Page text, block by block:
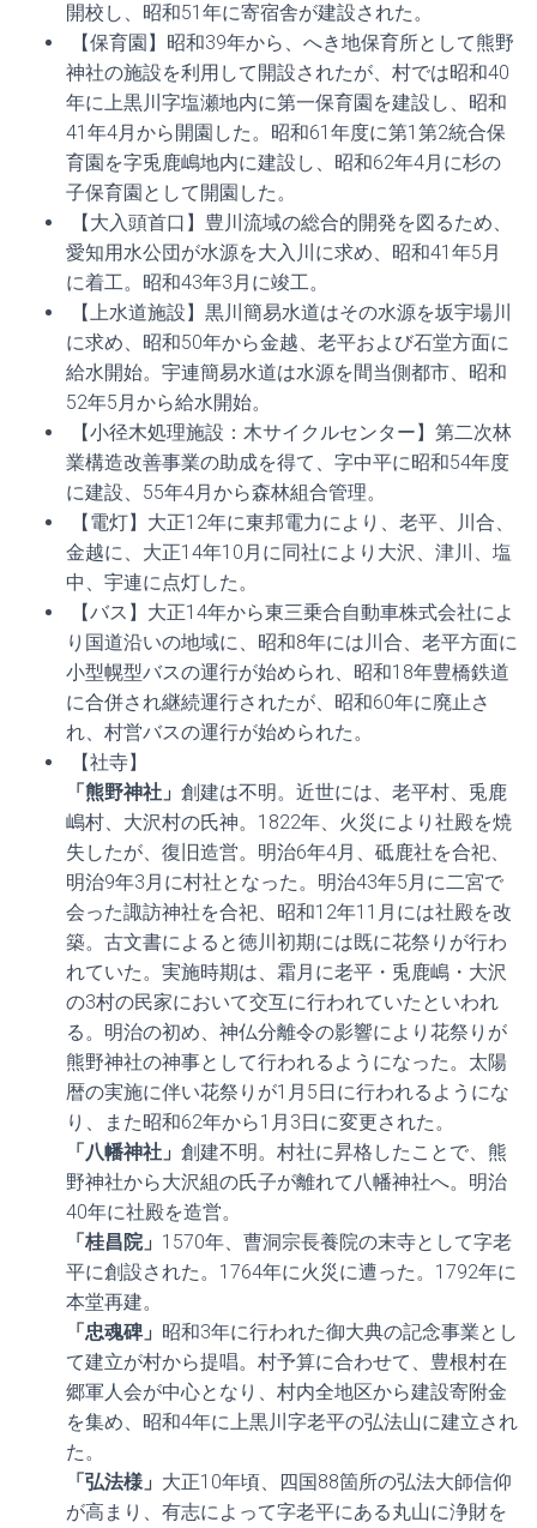
開校し、昭和51年に寄宿舎が建設された。
【保育園】昭和39年から、へき地保育所として熊野
神社の施設を利用して開設されたが、村では昭和40
年に上黒川字塩瀬地内に第一保育園を建設し、昭和
41年4月から開園した。昭和61年度に第1第2統合保
育園を字兎鹿嶋地内に建設し、昭和62年4月に杉の
子保育園として開園した。
【大入頭首口】豊川流域の総合的開発を図るため、
愛知用水公団が水源を大入川に求め、昭和41年5月
に着工。昭和43年3月に竣工。
【上水道施設】黒川簡易水道はその水源を坂宇場川
に求め、昭和50年から金越、老平および石堂方面に
給水開始。宇連簡易水道は水源を間当側都市、昭和
52年5月から給水開始。
【小径木処理施設：木サイクルセンター】第二次林
業構造改善事業の助成を得て、字中平に昭和54年度
に建設、55年4月から森林組合管理。
【電灯】大正12年に東邦電力により、老平、川合、
金越に、大正14年10月に同社により大沢、津川、塩
中、宇連に点灯した。
【バス】大正14年から東三乗合自動車株式会社によ
り国道沿いの地域に、昭和8年には川合、老平方面に
小型幌型バスの運行が始められ、昭和18年豊橋鉄道
に合併され継続運行されたが、昭和60年に廃止さ
れ、村営バスの運行が始められた。
【社寺】
「熊野神社」 創建は不明。近世には、老平村、兎鹿
嶋村、大沢村の氏神。1822年、火災により社殿を焼
失したが、復旧造営。明治6年4月、砥鹿社を合祀、
明治9年3月に村社となった。明治43年5月に二宮で
会った諏訪神社を合祀、昭和12年11月には社殿を改
築。古文書によると徳川初期には既に花祭りが行わ
れていた。実施時期は、霜月に老平・兎鹿嶋・大沢
の3村の民家において交互に行われていたといわれ
る。明治の初め、神仏分離令の影響により花祭りが
熊野神社の神事として行われるようになった。太陽
暦の実施に伴い花祭りが1月5日に行われるようにな
り、また昭和62年から1月3日に変更された。
「八幡神社」 創建不明。村社に昇格したことで、熊
野神社から大沢組の氏子が離れて八幡神社へ。明治
40年に社殿を造営。
「桂昌院」 1570年、曹洞宗長養院の末寺として字老
平に創設された。1764年に火災に遭った。1792年に
本堂再建。
「忠魂碑」 昭和3年に行われた御大典の記念事業とし
て建立が村から提唱。村予算に合わせて、豊根村在
郷軍人会が中心となり、村内全地区から建設寄附金
を集め、昭和4年に上黒川字老平の弘法山に建立され
た。
「弘法様」 大正10年頃、四国88箇所の弘法大師信仰
が高まり、有志によって字老平にある丸山に浄財を